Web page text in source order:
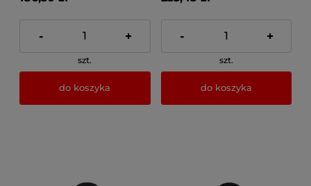
- +
szt.
do koszyka
- +
szt.
do koszyka